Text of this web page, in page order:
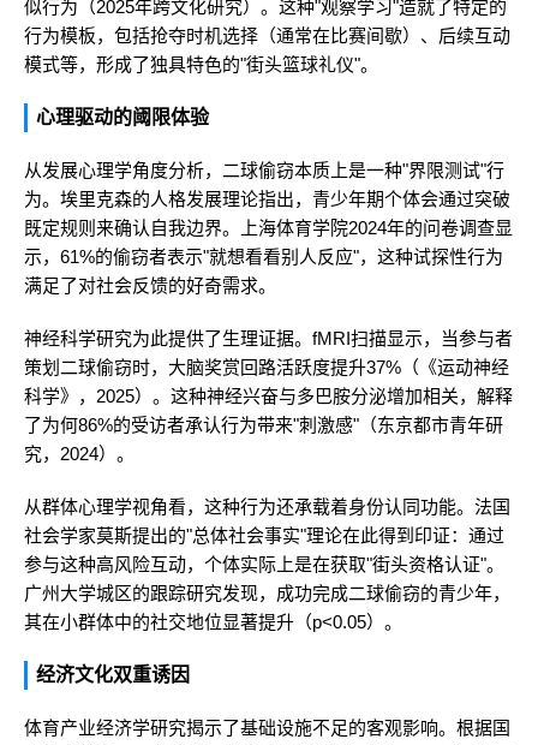
似行为（2025年跨文化研究）。这种"观察学习"造就了特定的
行为模板，包括抢夺时机选择（通常在比赛间歇）、后续互动
模式等，形成了独具特色的"街头篮球礼仪"。
心理驱动的阈限体验
从发展心理学角度分析，二球偷窃本质上是一种"界限测试"行
为。埃里克森的人格发展理论指出，青少年期个体会通过突破
既定规则来确认自我边界。上海体育学院2024年的问卷调查显
示，61%的偷窃者表示"就想看看别人反应"，这种试探性行为
满足了对社会反馈的好奇需求。
神经科学研究为此提供了生理证据。fMRI扫描显示，当参与者
策划二球偷窃时，大脑奖赏回路活跃度提升37%（《运动神经
科学》，2025）。这种神经兴奋与多巴胺分泌增加相关，解释
了为何86%的受访者承认行为带来"刺激感"（东京都市青年研
究，2024）。
从群体心理学视角看，这种行为还承载着身份认同功能。法国
社会学家莫斯提出的"总体社会事实"理论在此得到印证：通过
参与这种高风险互动，个体实际上是在获取"街头资格认证"。
广州大学城区的跟踪研究发现，成功完成二球偷窃的青少年，
其在小群体中的社交地位显著提升（p<0.05）。
经济文化双重诱因
体育产业经济学研究揭示了基础设施不足的客观影响。根据国